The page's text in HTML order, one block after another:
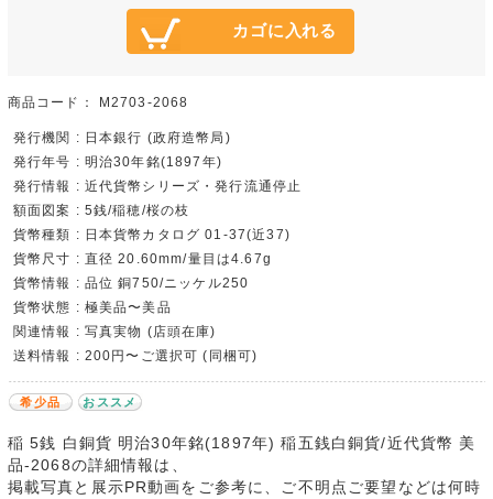
商品コード： M2703-2068
発行機関 : 日本銀行 (政府造幣局)
発行年号 : 明治30年銘(1897年)
発行情報 : 近代貨幣シリーズ・発行流通停止
額面図案 : 5銭/稲穂/桜の枝
貨幣種類 : 日本貨幣カタログ 01-37(近37)
貨幣尺寸 : 直径 20.60mm/量目は4.67g
貨幣情報 : 品位 銅750/ニッケル250
貨幣状態 : 極美品〜美品
関連情報 : 写真実物 (店頭在庫)
送料情報 : 200円〜ご選択可 (同梱可)
希少品 おススメ
稲 5銭 白銅貨 明治30年銘(1897年) 稲五銭白銅貨/近代貨幣 美
品-2068の詳細情報は、
掲載写真と展示PR動画をご参考に、ご不明点ご要望などは何時